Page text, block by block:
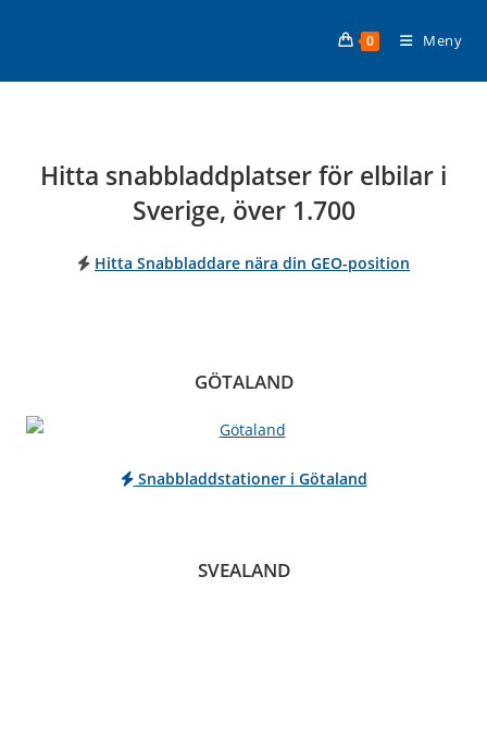
0 Meny
Hitta snabbladdplatser för elbilar i
Sverige, över 1.700
Hitta Snabbladdare nära din GEO-position
GÖTALAND
Snabbladdstationer i Götaland
SVEALAND